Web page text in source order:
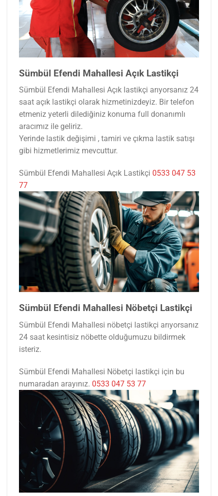
Sümbül Efendi Mahallesi Açık Lastikçi
Sümbül Efendi Mahallesi Açık lastikçi arıyorsanız 24
saat açık lastikçi olarak hizmetinizdeyiz. Bir telefon
etmeniz yeterli dilediğiniz konuma full donanımlı
aracımız ile geliriz.
Yerinde lastik değişimi , tamiri ve çıkma lastik satışı
gibi hizmetlerimiz mevcuttur.
Sümbül Efendi Mahallesi Açık Lastikçi 0533 047 53
77
Sümbül Efendi Mahallesi Nöbetçi Lastikçi
Sümbül Efendi Mahallesi nöbetçi lastikçi arıyorsanız
24 saat kesintisiz nöbette olduğumuzu bildirmek
isteriz.
Sümbül Efendi Mahallesi Nöbetçi lastikçi için bu
numaradan arayınız. 0533 047 53 77